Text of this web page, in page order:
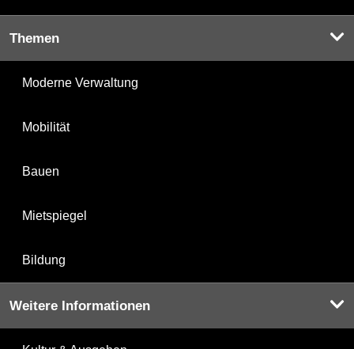
Themen
Moderne Verwaltung
Mobilität
Bauen
Mietspiegel
Bildung
Weitere Informationen